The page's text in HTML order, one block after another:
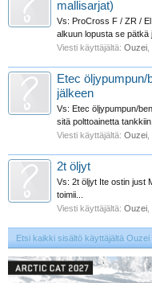
mallisarjat)
Vs: ProCross F / ZR /
alkuun lopusta se pätkä
Viesti käyttäjältä: Ouzei
Etec
jälkeen
Vs: Etec öljypumpun/
sitä polttoainetta
Viesti käyttäjältä: Ouzei
2t öljyt
Vs: 2t öljyt Ite ostin just
toimii...
Viesti käyttäjältä: Ouzei
Etsi kaikki sisältö käyttäjältä Ouzei